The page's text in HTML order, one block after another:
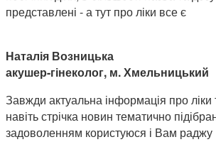
представлені - а тут про ліки все є
Наталія Возницька
акушер-гінеколог, м. Хмельницький
Завжди актуальна інформація про ліки
навіть стрічка новин тематично
задоволенням користуюся і Вам раджу